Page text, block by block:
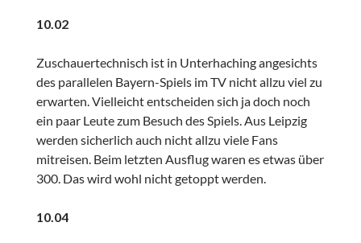
10.02
Zuschauertechnisch ist in Unterhaching angesichts
des parallelen Bayern-Spiels im TV nicht allzu viel zu
erwarten. Vielleicht entscheiden sich ja doch noch
ein paar Leute zum Besuch des Spiels. Aus Leipzig
werden sicherlich auch nicht allzu viele Fans
mitreisen. Beim letzten Ausflug waren es etwas über
300. Das wird wohl nicht getoppt werden.
10.04